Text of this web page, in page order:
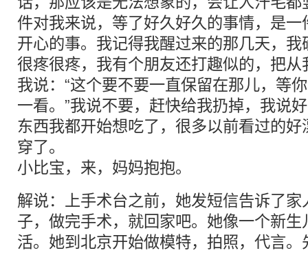
件对我来说，等了好久好久的事情，是
开心的事。我记得我醒过来的那几天，
很疼很疼，我有个朋友还打趣似的，把
我说：“这个要不要一直保留在那儿，等
一看。”我说不要，赶快给我扔掉，我说
东西我都开始想吃了，很多以前看过的
穿了。
小比宝，来，妈妈抱抱。
解说：上手术台之前，她发短信告诉了
子，做完手术，就回家吧。她像一个新
活。她到北京开始做模特，拍照，代言